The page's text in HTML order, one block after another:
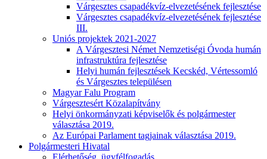
Várgesztes csapadékvíz-elvezetésének fejlesztése
Várgesztes csapadékvíz-elvezetésének fejlesztése
III.
Uniós projektek 2021-2027
A Várgesztesi Német Nemzetiségi Óvoda humán
infrastruktúra fejlesztése
Helyi humán fejlesztések Kecskéd, Vértessomló
és Várgesztes településen
Magyar Falu Program
Várgesztesért Közalapítvány
Helyi önkormányzati képviselők és polgármester
választása 2019.
Az Európai Parlament tagjainak választása 2019.
Polgármesteri Hivatal
Elérhetőség, ügyfélfogadás